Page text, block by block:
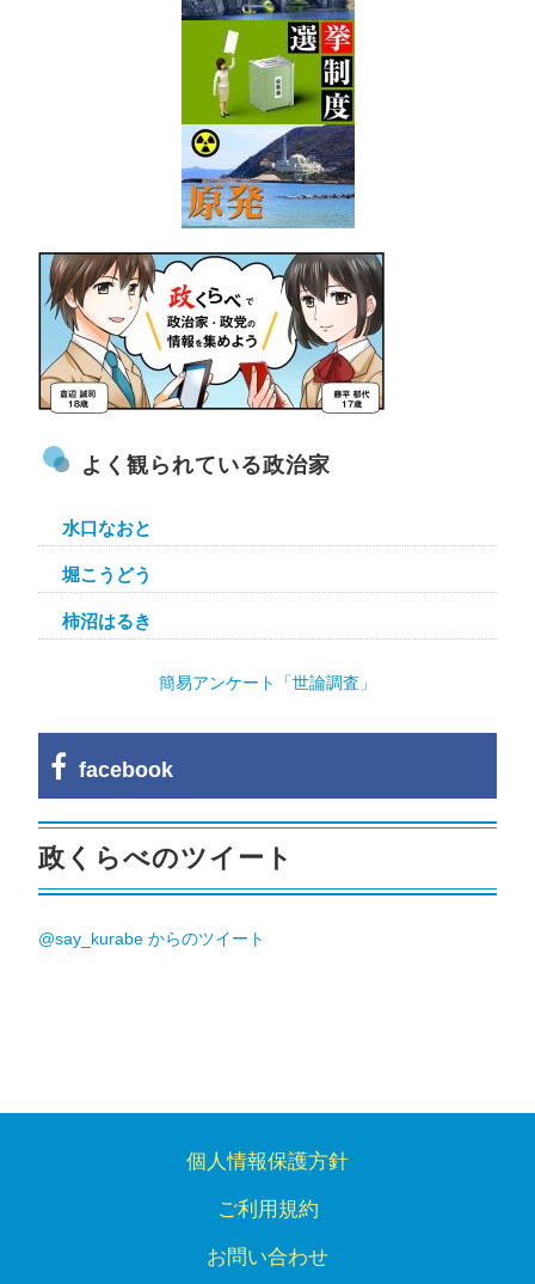
よく観られている政治家
水口なおと
堀こうどう
柿沼はるき
簡易アンケート「世論調査」
facebook
政くらべのツイート
@say_kurabe からのツイート
個人情報保護方針
ご利用規約
お問い合わせ